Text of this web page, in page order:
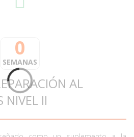
0
SEMANAS
AL
NIVEL II